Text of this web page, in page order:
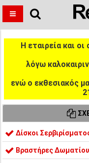
Η εταιρεία και
λόγω
ενώ ο εκθεσιακός
Δίσκοι
Βραστήρες Δωματίου